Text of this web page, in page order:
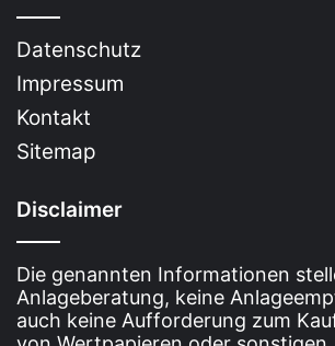
Datenschutz
Impressum
Kontakt
Sitemap
Disclaimer
Die genannten Informationen
Anlageberatung, keine
auch keine Aufforderung zum